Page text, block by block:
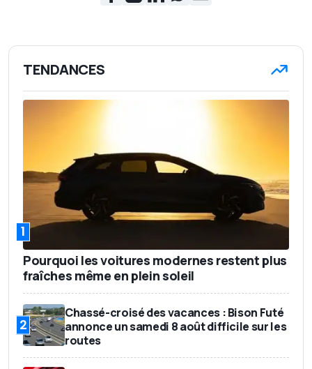
TENDANCES
1
Pourquoi les voitures modernes restent plus
fraîches même en plein soleil
2
Chassé-croisé des vacances : Bison Futé
annonce un samedi 8 août difficile sur les
routes